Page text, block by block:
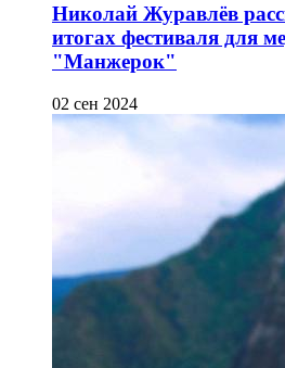
Николай Журавлёв
итогах фестиваля для
"Манжерок"
02 сен 2024